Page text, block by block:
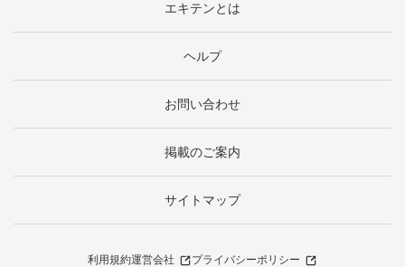
エキテンとは
ヘルプ
お問い合わせ
掲載のご案内
サイトマップ
利用規約運営会社
プライバシーポリシー